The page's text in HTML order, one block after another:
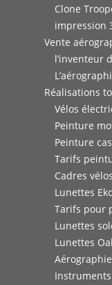
Clone
impression
Vente
l’inventeur
Réalisations
Vélos
Peinture
Peinture
Tarifs
Cadres vélos
Lunettes
Tarifs pour
Lunettes
Lunettes